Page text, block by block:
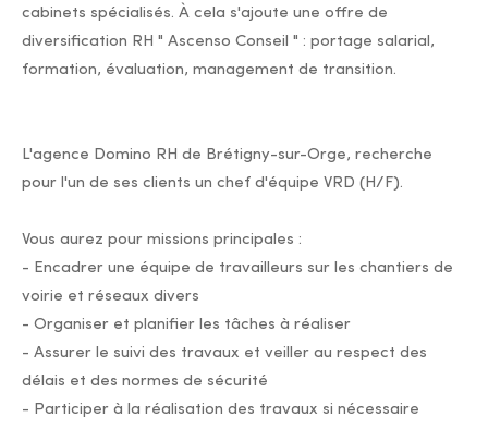
cabinets spécialisés. À cela s'ajoute une offre de
diversification RH " Ascenso Conseil " : portage salarial,
formation, évaluation, management de transition.
L'agence Domino RH de Brétigny-sur-Orge, recherche
pour l'un de ses clients un chef d'équipe VRD (H/F).
Vous aurez pour missions principales :
- Encadrer une équipe de travailleurs sur les chantiers de
voirie et réseaux divers
- Organiser et planifier les tâches à réaliser
- Assurer le suivi des travaux et veiller au respect des
délais et des normes de sécurité
- Participer à la réalisation des travaux si nécessaire